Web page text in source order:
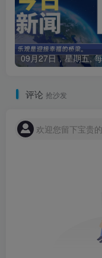
评论 抢沙发
欢迎您留下宝贵